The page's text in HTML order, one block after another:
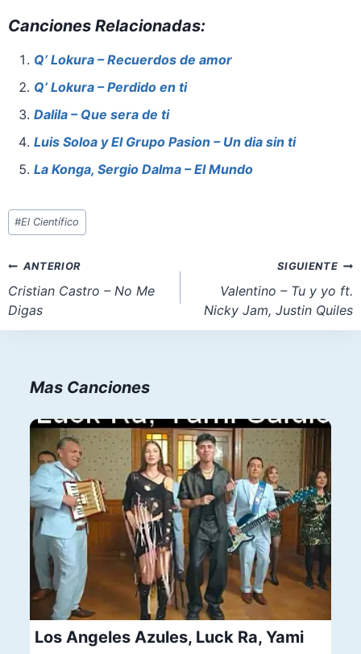
c
e
b
o
o
k
er
e
st
at
s
A
p
p
st
o
d
o
n
ai
l
e
Canciones Relacionadas:
Q’ Lokura – Recuerdos de amor
Q’ Lokura – Perdido en ti
Dalila – Que sera de ti
Luis Soloa y El Grupo Pasion – Un dia sin ti
La Konga, Sergio Dalma – El Mundo
Etiquetas
de
entrada:
#El Científico
Navegación
de
entradas
ANTERIOR
Cristian Castro – No Me
Digas
SIGUIENTE
Valentino – Tu y yo ft.
Nicky Jam, Justin Quiles
Mas Canciones
Los Angeles Azules, Luck Ra, Yami